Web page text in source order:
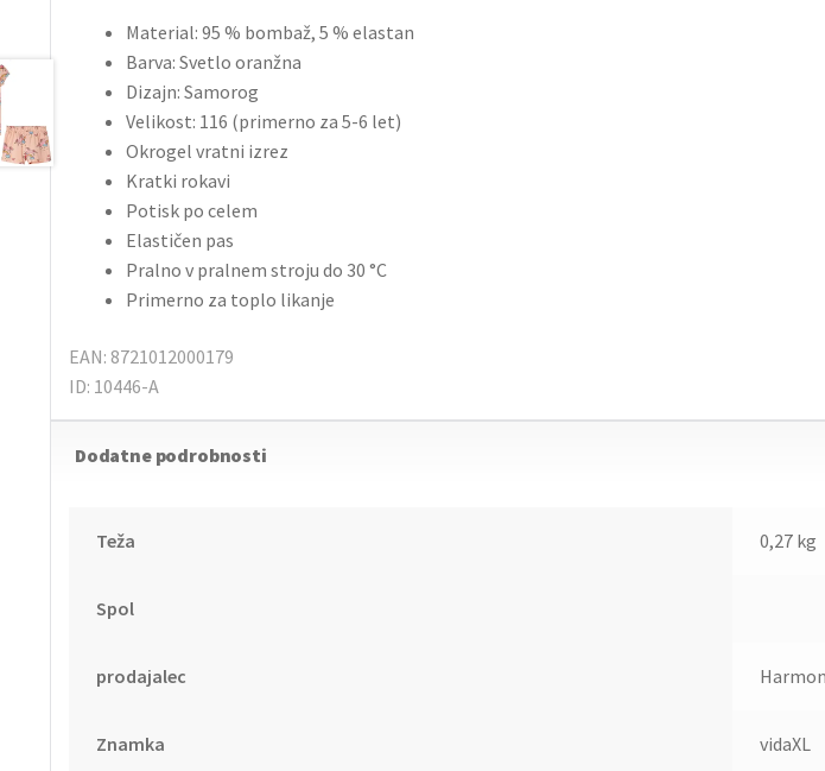
Material: 95 % bombaž, 5 % elastan
Barva: Svetlo oranžna
Dizajn: Samorog
Velikost: 116 (primerno za 5-6 let)
Okrogel vratni izrez
Kratki rokavi
Potisk po celem
Elastičen pas
Pralno v pralnem stroju do 30 °C
Primerno za toplo likanje
EAN: 8721012000179
ID: 10446-A
Dodatne podrobnosti
Teža 0,27 kg
Spol
prodajalec
Znamka vidaXL